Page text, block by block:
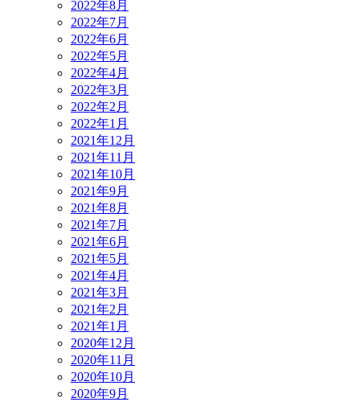
2022年8月
2022年7月
2022年6月
2022年5月
2022年4月
2022年3月
2022年2月
2022年1月
2021年12月
2021年11月
2021年10月
2021年9月
2021年8月
2021年7月
2021年6月
2021年5月
2021年4月
2021年3月
2021年2月
2021年1月
2020年12月
2020年11月
2020年10月
2020年9月